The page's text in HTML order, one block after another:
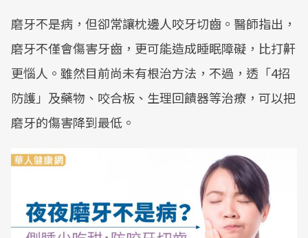
磨牙不是病，但卻常讓枕邊人咬牙切齒。醫師指出，
磨牙不僅會傷害牙齒，更可能造成睡眠障礙，比打鼾
更惱人。雖然目前尚未有根治方法，不過，透「4招
防護」及藥物、咬合板、生理回饋器等治療，可以把
磨牙的傷害降到最低。